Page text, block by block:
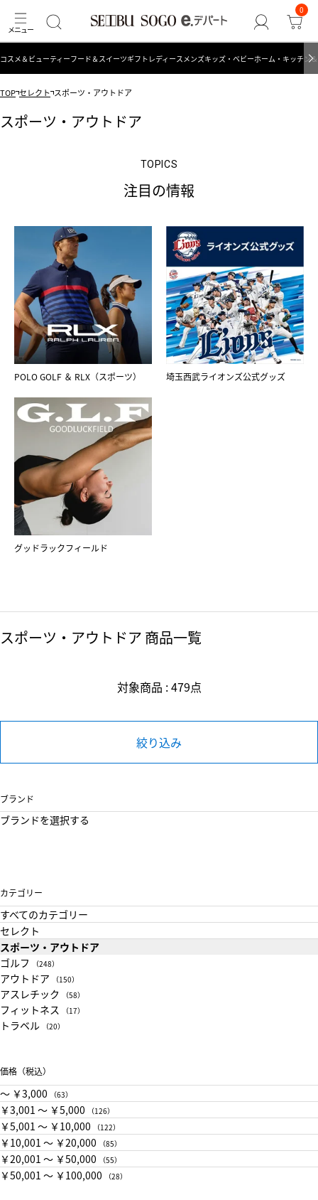
0
コスメ＆ビューティーフード＆スイーツギフト レディース メンズキッズ・ベビーホーム・キッチン
TOP セレクト スポーツ・アウトドア
スポーツ・アウトドア
TOPICS
注目の情報
POLO GOLF ＆ RLX（スポーツ） 埼玉西武ライオンズ公式グッズ
グッドラックフィールド
スポーツ・アウトドア 商品一覧
対象商品 : 479点
絞り込み
ブランド
ブランドを選択する
カテゴリー
すべてのカテゴリー
セレクト
スポーツ・アウトドア
ゴルフ
（248）
アウトドア （150）
アスレチック （58）
フィットネス （17）
トラベル （20）
価格（税込）
〜 ￥3,000 （63）
￥3,001 〜 ￥5,000 （126）
￥5,001 〜 ￥10,000 （122）
￥10,001 〜 ￥20,000 （85）
￥20,001 〜 ￥50,000 （55）
￥50,001 〜 ￥100,000 （28）